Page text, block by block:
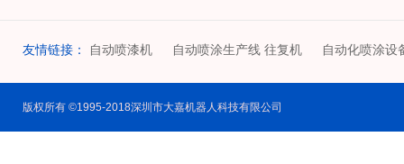
友情链接： 自动喷漆机 自动喷涂生产线 往复机 自动化喷涂设
版权所有 ©1995-2018深圳市大嘉机器人科技有限公司